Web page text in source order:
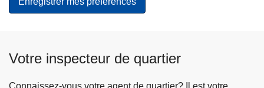
Votre inspecteur de quartier